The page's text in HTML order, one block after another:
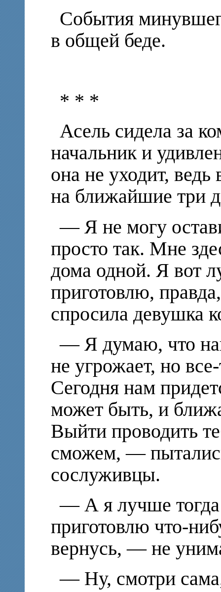
События
в общей беде.
* * *
Асель сидела за
начальник и
она не уходит,
на ближайшие три
— Я не могу
просто так. Мне
дома одной. Я вот
приготовлю,
спросила девушка
— Я думаю, что
не угрожает, но
Сегодня нам
может быть, и
Выйти проводить
сможем, —
сослуживцы.
— А я лучше
приготовлю что-
вернусь, — не
— Ну, смотри